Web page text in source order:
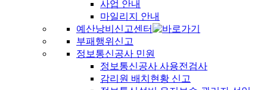
사업 안내
마일리지 안내
예산낭비신고센터
부패행위신고
정보통신공사 민원
정보통신공사 사용전검사
감리원 배치현황 신고